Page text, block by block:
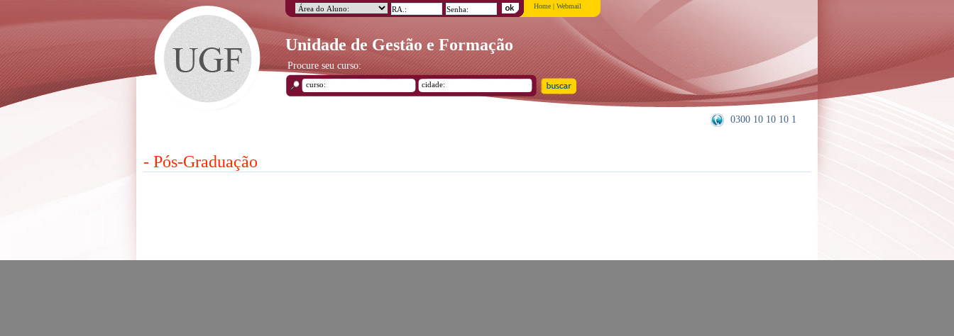
Unidade de Gestão e Formação
Home | Webmail
Procure seu curso:
0300 10 10 10 1
- Pós-Graduação